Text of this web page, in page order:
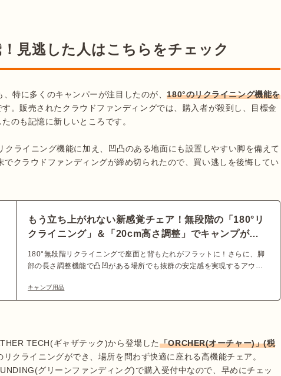
見逃した人はこちらをチェック
特に多くのキャンパーが注目したのが、180°のリクライニング機能を
す。販売されたクラウドファンディングでは、購入者が殺到し、目標金
のも記憶に新しいところです。
クライニング機能に加え、凹凸のある地面にも設置しやすい脚を備えて
クラウドファンディングが締め切られたので、買い逃しを後悔してい
もう立ち上がれない新感覚チェア！無段階の「180°リ
クライニング」＆「20cm高さ調整」でキャンプが思
180°無段階リクライニングで座面と背もたれがフラットに！さらに、脚
部の長さ調整機能で凸凹がある場所でも抜群の安定感を実現するアウト
クアケ)」で2023年5月30日(火)まで応援購入を募集中です。自分だけの
理想の座り心地に出会えるかもしれない、機能性の高さに注目です！
キャンプ用品
TECH(ギャザテック)から登場した「ORCHER(オーチャー)」(税
クライニングができ、場所を問わず快適に座れる高機能チェア。
グリーンファンディング)で購入受付中なので、早めにチェッ